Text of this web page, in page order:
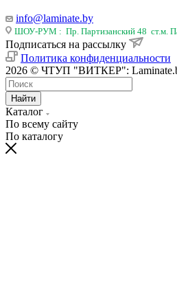
info@laminate.by
ШОУ-РУМ : Пр. Партизанский 48 ст.м.
Подписаться на рассылку
Политика конфиденциальности
2026 © ЧТУП "ВИТКЕР":
Найти
Каталог
По всему сайту
По каталогу